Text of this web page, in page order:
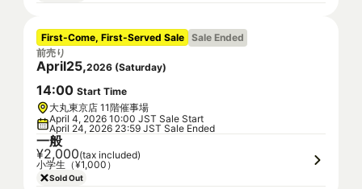
First-Come, First-Served Sale Sale Ended
前売り
April25,2026 (Saturday)
14:00 Start Time
大丸東京店 11階催事場
April 4, 2026 10:00 JST Sale Start
April 24, 2026 23:59 JST Sale Ended
一般
¥2,000(tax included)
小学生（¥1,000）
Sold Out